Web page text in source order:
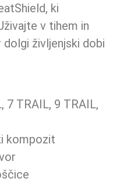
ki
v tihem in
življenjski dobi
7 TRAIL, 9 TRAIL,
kompozit